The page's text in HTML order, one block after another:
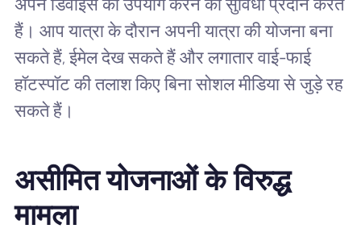
अपने डिवाइस का उपयोग करने की सुविधा प्रदान करते
हैं। आप यात्रा के दौरान अपनी यात्रा की योजना बना
सकते हैं, ईमेल देख सकते हैं और लगातार वाई-फाई
हॉटस्पॉट की तलाश किए बिना सोशल मीडिया से जुड़े रह
सकते हैं।
असीमित योजनाओं के विरुद्ध
मामला